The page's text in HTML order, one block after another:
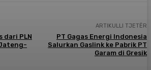
dari PLN
ARTIKULLI TJETËR
PT Gagas Energi Indonesia
Salurkan Gaslink ke Pabrik PT
Garam di Gresik